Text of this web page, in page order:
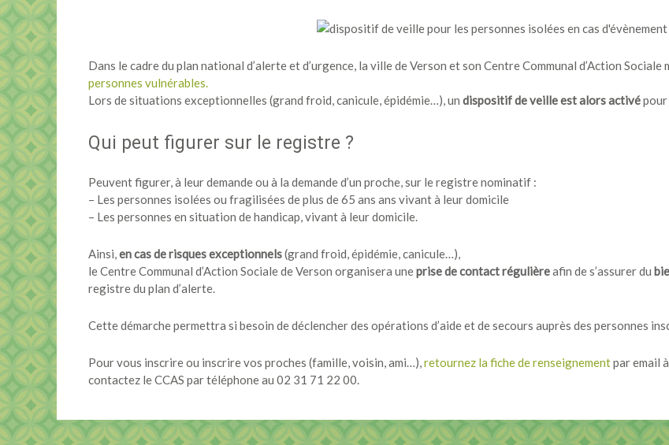
Dans le cadre du plan national d’alerte et d’urgence, la ville de Verson et son Centre Communal d’Action Sociale
personnes vulnérables.
Lors de situations exceptionnelles (grand froid, canicule, épidémie…), un dispositif de veille est alors activépour
Qui peut figurer sur le registre ?
Peuvent figurer, à leur demande ou à la demande d’un proche, sur le registre nominatif :
– Les personnes isolées ou fragilisées de plus de 65 ans ans vivant à leur domicile
– Les personnes en situation de handicap, vivant à leur domicile.
Ainsi,en cas de risques exceptionnels(grand froid, épidémie, canicule…),
le Centre Communal d’Action Sociale de Verson organisera uneprise de contact régulièreafin de s’assurer du
registre du plan d’alerte.
Cette démarche permettra si besoin de déclencher des opérations d’aide et de secours auprès des personnes
Pour vous inscrire ou inscrire vos proches (famille, voisin, ami…),retournez la fiche de renseignementpar email
contactez le CCAS par téléphone au 02 31 71 22 00.